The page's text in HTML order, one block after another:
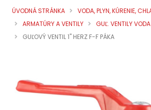
ÚVODNÁ STRÁNKA
VODA, PLYN, KÚRENIE,
ARMATÚRY A VENTILY
GUĽ. VENTILY VODA
GUĽOVÝ VENTIL 1" HERZ F-F PÁKA